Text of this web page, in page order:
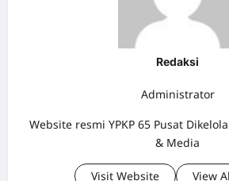
Redaksi
Administrator
Website resmi YPKP 65 Pusat
& Media
Visit Website View